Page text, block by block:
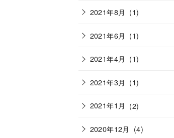
2021年8月 (1)
2021年6月 (1)
2021年4月 (1)
2021年3月 (1)
2021年1月 (2)
2020年12月 (4)